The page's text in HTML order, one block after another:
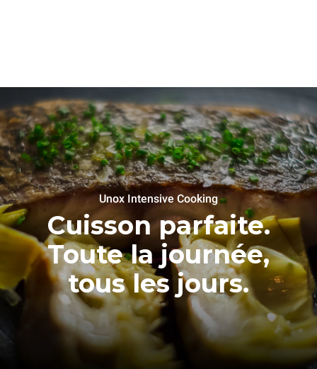
Unox Intensive Cooking
Cuisson parfaite.
Toute la journée,
tous les jours.